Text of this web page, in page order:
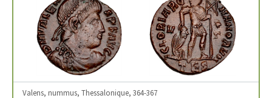
Valens, nummus, Thessalonique, 364-367